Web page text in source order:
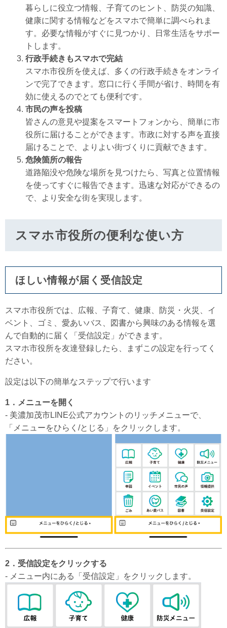
暮らしに役立つ情報、子育てのヒント、防災の知識、
健康に関する情報などをスマホで簡単に調べられま
す。必要な情報がすぐに見つかり、日常生活をサポー
トします。
行政手続きもスマホで完結
スマホ市役所を使えば、多くの行政手続きをオンライ
ンで完了できます。窓口に行く手間が省け、時間を有
効に使えるのでとても便利です。
市民の声を投稿
皆さんの意見や提案をスマートフォンから、簡単に市
役所に届けることができます。市政に対する声を直接
届けることで、よりよい街づくりに貢献できます。
危険箇所の報告
道路陥没や危険な場所を見つけたら、写真と位置情報
を使ってすぐに報告できます。迅速な対応ができるの
で、より安全な街を実現します。
スマホ市役所の便利な使い方
ほしい情報が届く受信設定
スマホ市役所では、広報、子育て、健康、防災・火災、イ
ベント、ゴミ、愛あいバス、図書から興味のある情報を選
んで自動的に届く「受信設定」ができます。
スマホ市役所を友達登録したら、まずこの設定を行ってく
ださい。
設定は以下の簡単なステップで行います
1．メニューを開く
- 美濃加茂市LINE公式アカウントのリッチメニューで、
「メニューをひらく/とじる」をクリックします。​
2．受信設定をクリックする
​- メニュー内にある「受信設定」をクリックします。​